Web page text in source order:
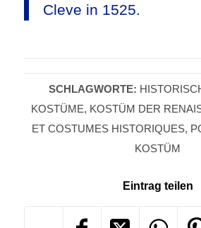
Cleve in 1525.
SCHLAGWORTE:
KOSTÜME, KOSTÜM DER
ET COSTUMES HISTORIQUES,
KOSTÜM
Eintrag teilen